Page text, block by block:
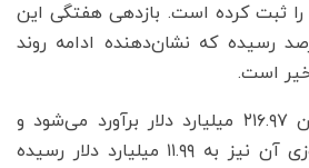
رشد را ثبت کرده است. بازدهی هفتگی این
نیز به ۱۴.۵۳ درصد رسیده که نشان‌دهنده ادامه روند
است.
ارزش بازار اتریوم اکنون ۲۱۶.۹۷ میلیارد دلار برآورد می‌شود و
حجم معاملات شبانه‌روزی آن نیز به ۱۱.۹۹ میلیارد دلار رسیده